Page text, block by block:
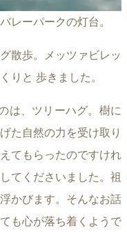
レーパークの灯台。
散歩。メッツァビレッ
りと 歩きました。
は、ツリーハグ。樹に
た自然の力を受け取り
てもらったのですけれ
てくださいました。祖
かびます。そんなお話
も心が落ち着くようで